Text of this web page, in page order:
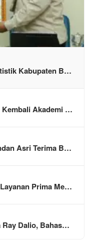
Kabupaten B…
Akademi …
Asri Terima B…
Prima Me…
Ray Dalio, Bahas…